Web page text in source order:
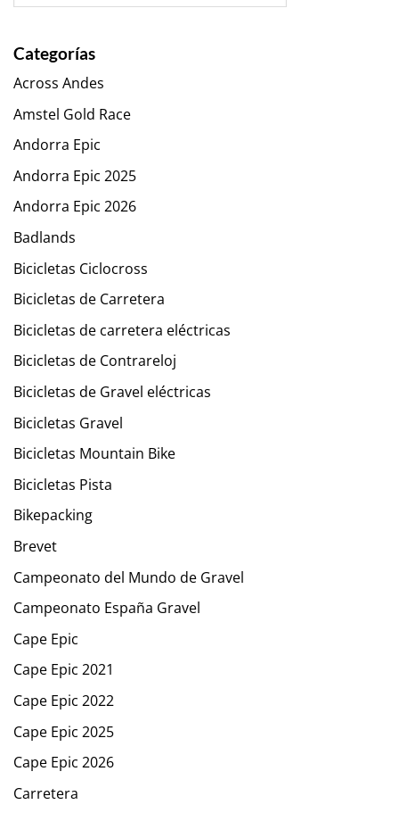
Categorías
Across Andes
Amstel Gold Race
Andorra Epic
Andorra Epic 2025
Andorra Epic 2026
Badlands
Bicicletas Ciclocross
Bicicletas de Carretera
Bicicletas de carretera eléctricas
Bicicletas de Contrareloj
Bicicletas de Gravel eléctricas
Bicicletas Gravel
Bicicletas Mountain Bike
Bicicletas Pista
Bikepacking
Brevet
Campeonato del Mundo de Gravel
Campeonato España Gravel
Cape Epic
Cape Epic 2021
Cape Epic 2022
Cape Epic 2025
Cape Epic 2026
Carretera